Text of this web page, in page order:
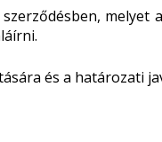
melyet
és a határozati